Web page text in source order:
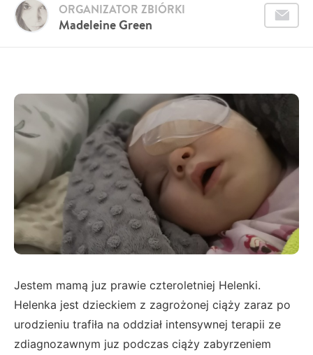
Madeleine Green
ORGANIZATOR ZBIÓRKI
Jestem mamą juz prawie czteroletniej Helenki.
Helenka jest dzieckiem z zagrożonej ciąży zaraz po
urodzieniu trafiła na oddział intensywnej terapii ze
zdiagnozawnym juz podczas ciąży zabyrzeniem